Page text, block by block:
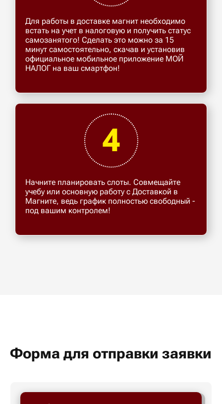
Для работы в доставке магнит необходимо
встать на учет в налоговую и получить статус
самозанятого! Сделать это можно за 15
минут самостоятельно, скачав и установив
официальное мобильное приложение МОЙ
НАЛОГ на ваш смартфон!
4
Начните планировать слоты. Совмещайте
учебу или основную работу с Доставкой в
Магните, ведь график полностью свободный -
под вашим контролем!
Форма для отправки заявки